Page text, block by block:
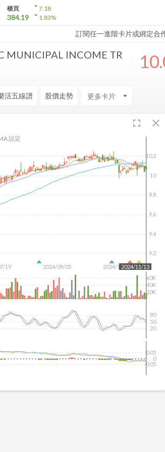
櫃買
384.19
arrow_drop_down7.18
arrow_drop_down1.83%
訂閱任一進階卡片或綁定合
MUNICIPAL INCOME TR
活五線譜 股價走勢 arrow_drop_down
fullscreen close
19 2024/09/05 2024/10/22
9.2
9.4
9.6
9.8
10
10.2
2024/11/13
20K
40K
60K
設定
20
50
80
-0.05
0
0.05